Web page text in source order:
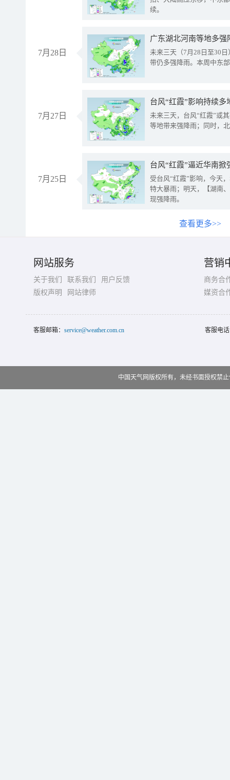
续。
7月28日
广东湖北河南等地多
未来三天（7月28日至30
带仍多强降雨。本周中东
7月27日
台风“红霞”影响持续
未来三天，台风“红霞”或
等地带来强降雨；同时，
7月25日
台风“红霞”逼近华南
受台风“红霞”影响，今天
特大暴雨；明天，【湖南
现强降雨。
查看更多>>
网站服务
关于我们 联系我们
用户反馈
版权声明
网站律师
营销
商务合
媒资合
客服邮箱： service@weather.com.cn 客服电
中国天气网版权所有，未经书面授权